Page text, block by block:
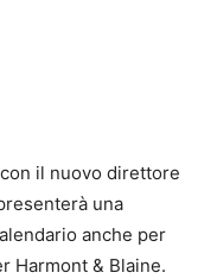
il nuovo direttore
una
anche per
Harmont & Blaine.